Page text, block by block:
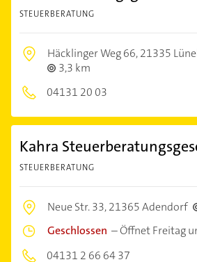
STEUERBERATUNG
Häcklinger Weg 66,21335
3,3 km
04131 20 03
Kahra
STEUERBERATUNG
Neue Str. 33,21365 Adendorf
Geschlossen –Öffnet Freitag
04131 2 66 64 37